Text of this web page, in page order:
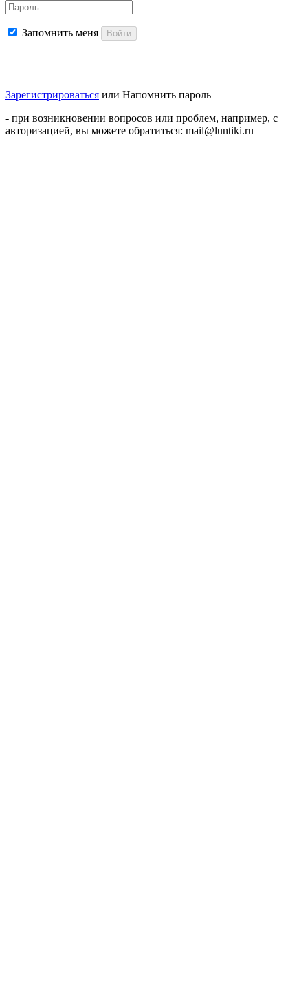
Запомнить меня Войти
Зарегистрироваться или Напомнить пароль
- при возникновении вопросов или проблем, например, с
авторизацией, вы можете обратиться: mail@luntiki.ru